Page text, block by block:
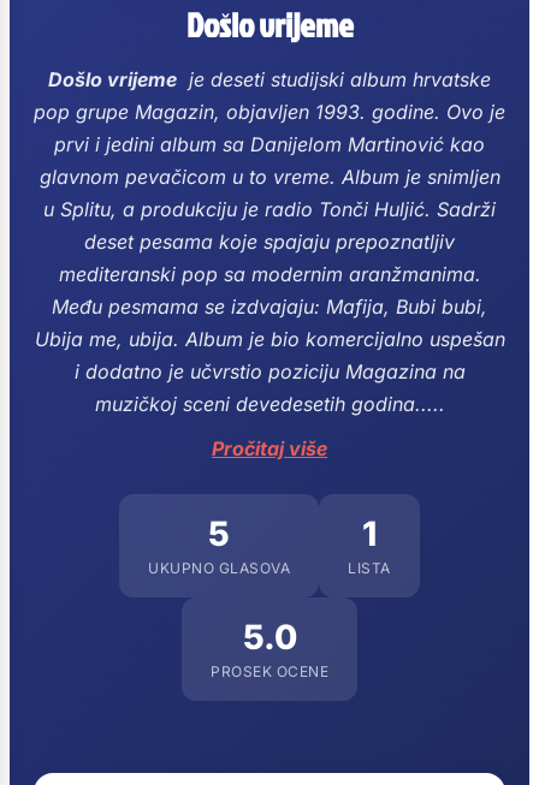
Došlo vrijeme
Došlo vrijeme je deseti studijski album hrvatske
pop grupe Magazin, objavljen 1993. godine. Ovo je
prvi i jedini album sa Danijelom Martinović kao
glavnom pevačicom u to vreme. Album je snimljen
u Splitu, a produkciju je radio Tonči Huljić. Sadrži
deset pesama koje spajaju prepoznatljiv
mediteranski pop sa modernim aranžmanima.
Među pesmama se izdvajaju: Mafija, Bubi bubi,
Ubija me, ubija. Album je bio komercijalno uspešan
i dodatno je učvrstio poziciju Magazina na
muzičkoj sceni devedesetih godina.....
Pročitaj više
5
UKUPNO GLASOVA
1
LISTA
5.0
PROSEK OCENE